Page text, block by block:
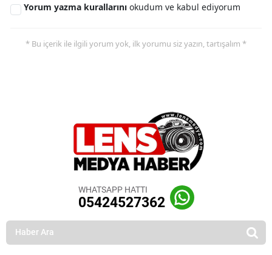
Yorum yazma kurallarını okudum ve kabul ediyorum
* Bu içerik ile ilgili yorum yok, ilk yorumu siz yazın, tartışalım *
WHATSAPP HATTI
05424527362